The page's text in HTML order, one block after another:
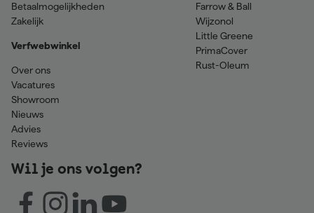
Betaalmogelijkheden
Zakelijk
Verfwebwinkel
Over ons
Vacatures
Showroom
Nieuws
Advies
Reviews
Farrow & Ball
Wijzonol
Little Greene
PrimaCover
Rust-Oleum
Wil je ons volgen?